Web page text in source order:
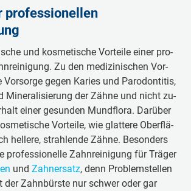
professionellen
und kos­me­ti­sche Vor­tei­le ei­ner pro­
Zu den me­di­zi­nischen Vor­
Vor­sor­ge ge­gen Ka­ries und Pa­ro­don­ti­tis,
Mi­ne­ra­li­sie­rung der Zäh­ne und nicht zu­
ei­ner ge­sun­den Mund­flo­ra. Da­rü­ber
Vor­tei­le, wie glat­te­re Ober­flä­
hel­le­re, strah­len­de Zäh­ne. Be­son­ders
pro­fes­sio­nel­le Zahn­rei­ni­gung für Trä­ger
und Zahn­er­satz, denn Pro­blem­stel­len
der Zahn­bürs­te nur schwer oder gar